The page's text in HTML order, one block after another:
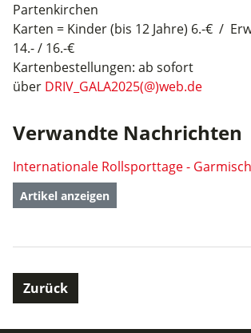
Partenkirchen
Karten = Kinder (bis 12 Jahre) 6.-€ /
14.- / 16.-€
Kartenbestellungen: ab sofort
über DRIV_GALA2025(@)web.de
Verwandte Nachrichten
Internationale Rollsporttage -
Artikel anzeigen
Zurück